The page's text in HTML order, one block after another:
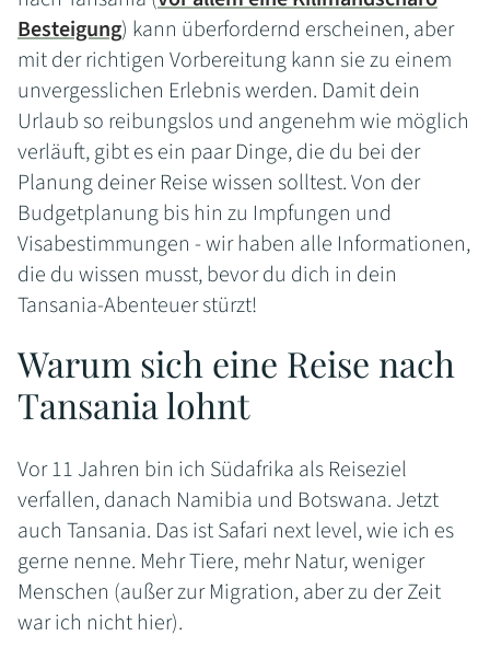
Besteigung) kann überfordernd erscheinen, aber
mit der richtigen Vorbereitung kann sie zu einem
unvergesslichen Erlebnis werden. Damit dein
Urlaub so reibungslos und angenehm wie möglich
verläuft, gibt es ein paar Dinge, die du bei der
Planung deiner Reise wissen solltest. Von der
Budgetplanung bis hin zu Impfungen und
Visabestimmungen - wir haben alle Informationen,
die du wissen musst, bevor du dich in dein
Tansania-Abenteuer stürzt!
Warum sich eine Reise nach
Tansania lohnt
Vor 11 Jahren bin ich Südafrika als Reiseziel
verfallen, danach Namibia und Botswana. Jetzt
auch Tansania. Das ist Safari next level, wie ich es
gerne nenne. Mehr Tiere, mehr Natur, weniger
Menschen (außer zur Migration, aber zu der Zeit
war ich nicht hier).